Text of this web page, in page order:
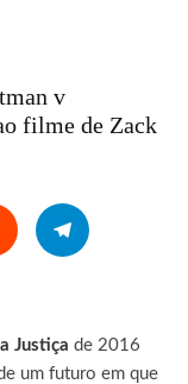
v
filme de Zack
Justiça de 2016
um futuro em que